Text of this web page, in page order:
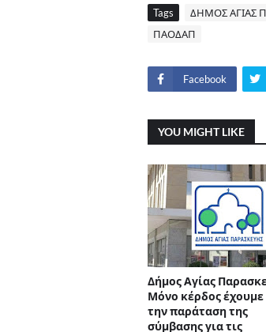
Tags ΔΗΜΟΣ ΑΓΙΑΣ
ΠΑΟΔΑΠ
Facebook
YOU MIGHT LIKE
Δήμος Αγίας
Μόνο κέρδος
την παράταση της
σύμβασης για τις